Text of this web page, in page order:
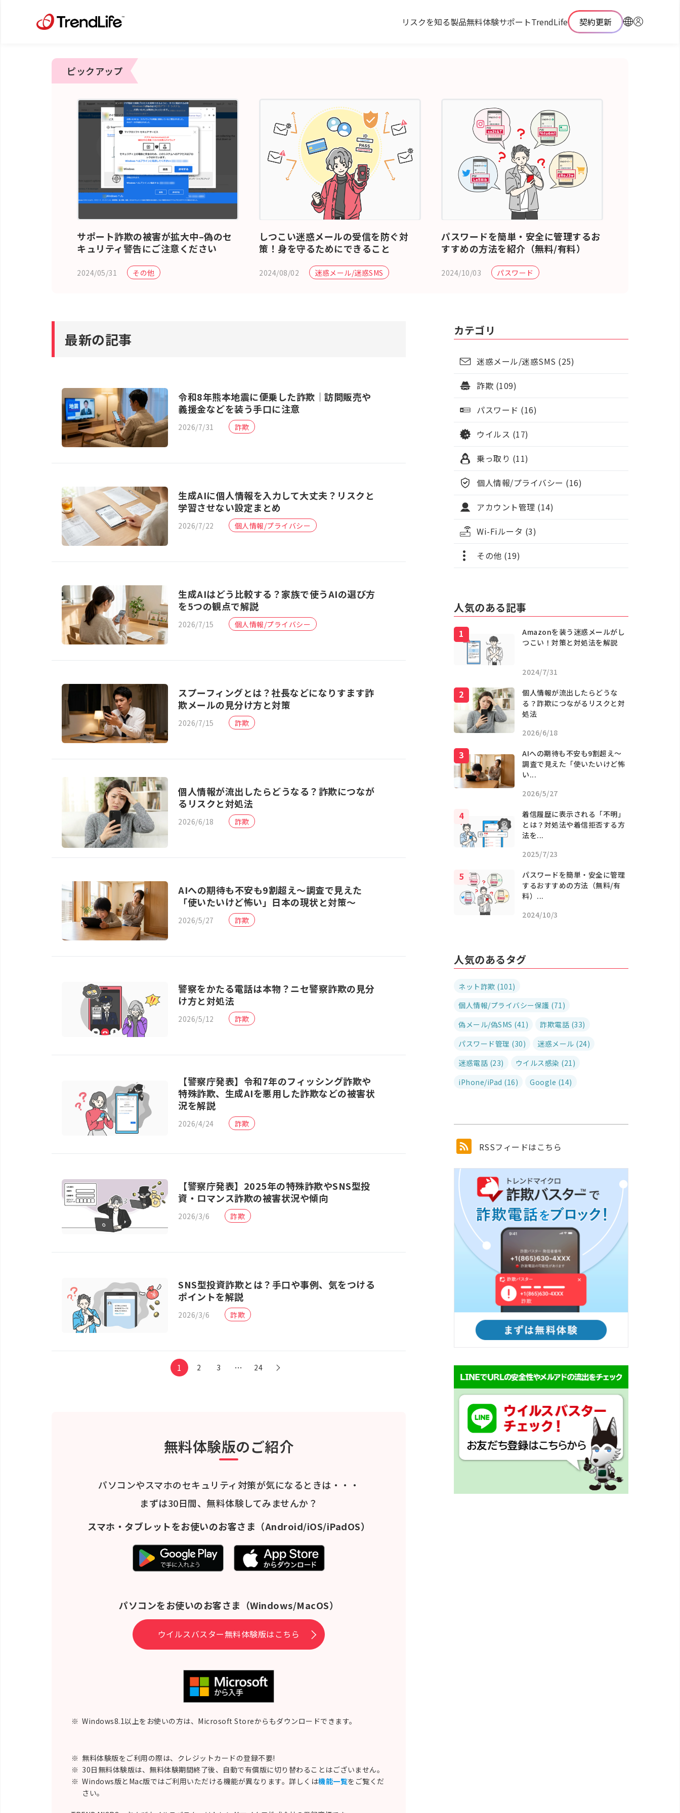
リスクを知る製品無料体験サポートTrendLife 契約更新
ピックアップ
サポート詐欺の被害が拡大中–偽のセ
キュリティ警告にご注意ください
2024/05/31 その他
しつこい迷惑メールの受信を防ぐ対
策！身を守るためにできること
2024/08/02 迷惑メール/迷惑SMS
パスワードを簡単・安全に管理するお
すすめの方法を紹介（無料/有料）
2024/10/03 パスワード
最新の記事
令和8年熊本地震に便乗した詐欺｜訪問販売や
義援金などを装う手口に注意
2026/7/31 詐欺
生成AIに個人情報を入力して大丈夫？リスクと
学習させない設定まとめ
2026/7/22 個人情報/プライバシー
生成AIはどう比較する？家族で使うAIの選び方
を5つの観点で解説
2026/7/15 個人情報/プライバシー
スプーフィングとは？社長などになりすます詐
欺メールの見分け方と対策
2026/7/15 詐欺
個人情報が流出したらどうなる？詐欺につなが
るリスクと対処法
2026/6/18 詐欺
AIへの期待も不安も9割超え〜調査で見えた
「使いたいけど怖い」日本の現状と対策〜
2026/5/27 詐欺
警察をかたる電話は本物？ニセ警察詐欺の見分
け方と対処法
2026/5/12 詐欺
【警察庁発表】令和7年のフィッシング詐欺や
特殊詐欺、生成AIを悪用した詐欺などの被害状
況を解説
2026/4/24 詐欺
【警察庁発表】2025年の特殊詐欺やSNS型投
資・ロマンス詐欺の被害状況や傾向
2026/3/6 詐欺
SNS型投資詐欺とは？手口や事例、気をつける
ポイントを解説
2026/3/6 詐欺
1 2 3 … 24
無料体験版のご紹介
パソコンやスマホのセキュリティ対策が気になるときは・・・
まずは30日間、無料体験してみませんか？
スマホ・タブレットをお使いのお客さま （Android/iOS/iPadOS）
パソコンをお使いのお客さま （Windows/MacOS）
ウイルスバスター無料体験版はこちら
※ Windows8.1以上をお使いの方は、Microsoft Storeからもダウンロードできます。
※ 無料体験版をご利用の際は、クレジットカードの登録不要!
※ 30日無料体験版は、無料体験期間終了後、自動で有償版に切り替わることはございません。
※ Windows版とMac版ではご利用いただける機能が異なります。詳しくは機能一覧をご覧くだ
さい。
カテゴリ
迷惑メール/迷惑SMS (25)
詐欺 (109)
パスワード (16)
ウイルス (17)
乗っ取り (11)
個人情報/プライバシー (16)
アカウント管理 (14)
Wi-Fiルータ (3)
その他 (19)
人気のある記事
Amazonを装う迷惑メールがし
つこい！対策と対処法を解説
2024/7/31
個人情報が流出したらどうな
る？詐欺につながるリスクと対
処法
2026/6/18
AIへの期待も不安も9割超え〜
調査で見えた「使いたいけど怖
い...
2026/5/27
着信履歴に表示される「不明」
とは？対処法や着信拒否する方
法を...
2025/7/23
パスワードを簡単・安全に管理
するおすすめの方法（無料/有
料）...
2024/10/3
人気のあるタグ
ネット詐欺 (101)
個人情報/プライバシー保護 (71)
偽メール/偽SMS (41)
詐欺電話 (33)
パスワード管理 (30)
迷惑メール (24)
迷惑電話 (23)
ウイルス感染 (21)
iPhone/iPad (16)
Google (14)
RSSフィードはこちら